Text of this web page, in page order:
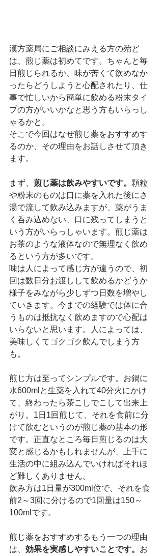
漢方薬局にご相談にみえる方の殆ど
は、煎じ薬は初めてです。ちゃんと毎
日煎じられるか、味が苦くて飲めなか
ったらどうしようと心配されたり、仕
事で忙しいから簡単に飲める粉末タイ
プの方がいいかなと思う方もいらっし
ゃるかと。
そこで今回はなぜ煎じ薬をおすすめす
るのか、その理由をお話しさせて頂き
ます。
まず、 煎じ薬は飲みやすいです。 顆粒
や粉末のものは口に薬を入れた後にさ
湯で流して飲み込みますが、薬がうま
く呑み込めない、口に残ってしまうと
いう方がいらっしゃいます。煎じ薬は
お茶のような液体なので無理なく飲め
るという方が多いです。
味は人によって感じ方が違うので、初
回は数日分お渡しして飲めるかどうか
様子をみながら少しずつ日数を増やし
ていきます。今までの経験では体に合
うものは抵抗なく飲めますので心配は
いらないと思います。人によっては、
美味しくてゴクゴク飲んでしまう方
も。
煎じ方は至ってシンプルです。お鍋に
水600mlと生薬を入れて40分火にかけ
て、終わったら茶こしでこして出来上
がり。1日1回煎じて、それを食前に分
けて飲むというのが煎じ薬の基本の形
です。正直なところ毎日煎じるのは大
変と感じるかもしれませんが、上手に
生活の中に組み込んでいければそれほ
ど難しくありません。
飲み方は1日量が300ml位で、それを食
前2～3回に分けるので1回量は150～
100mlです。
煎じ薬をおすすめするもう一つの理由
は、 効果を実感しやすいことです。 お